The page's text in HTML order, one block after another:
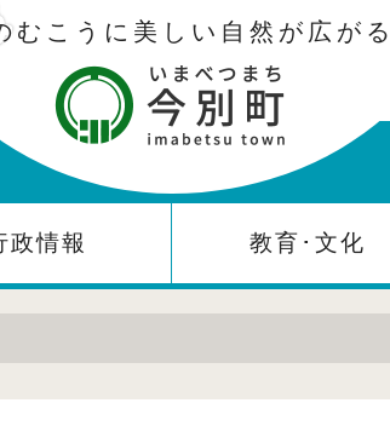
むこうに美しい自然が広がる
政情報 教育･文化